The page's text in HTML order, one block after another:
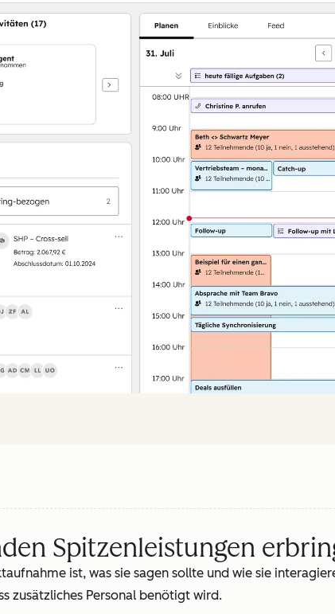
Spitzenleistungen
ist, was sie sagen sollte und wie sie
zusätzliches Personal benötigt wird.